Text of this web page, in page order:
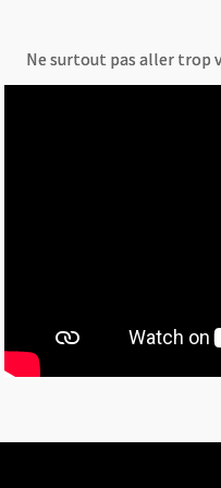
Ne surtout pas aller trop
Ne surtout pas aller trop